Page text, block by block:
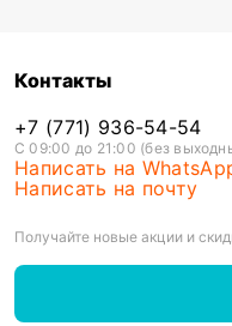
Контакты
+7 (771) 936-54-54
С 09:00 до 21:00 (без
Написать на
Написать на почту
Получайте новые акции и